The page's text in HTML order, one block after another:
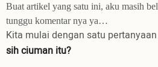
Buat artikel yang satu ini, aku masih
tunggu komentar nya ya…
Kita mulai dengan satu
sih ciuman itu?